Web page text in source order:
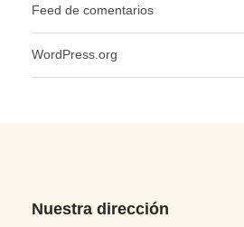
Feed de comentarios
WordPress.org
Nuestra dirección